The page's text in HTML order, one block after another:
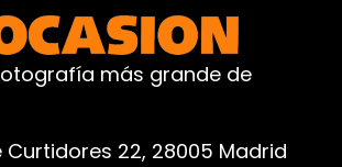
más grande de
Curtidores 22, 28005 Madrid